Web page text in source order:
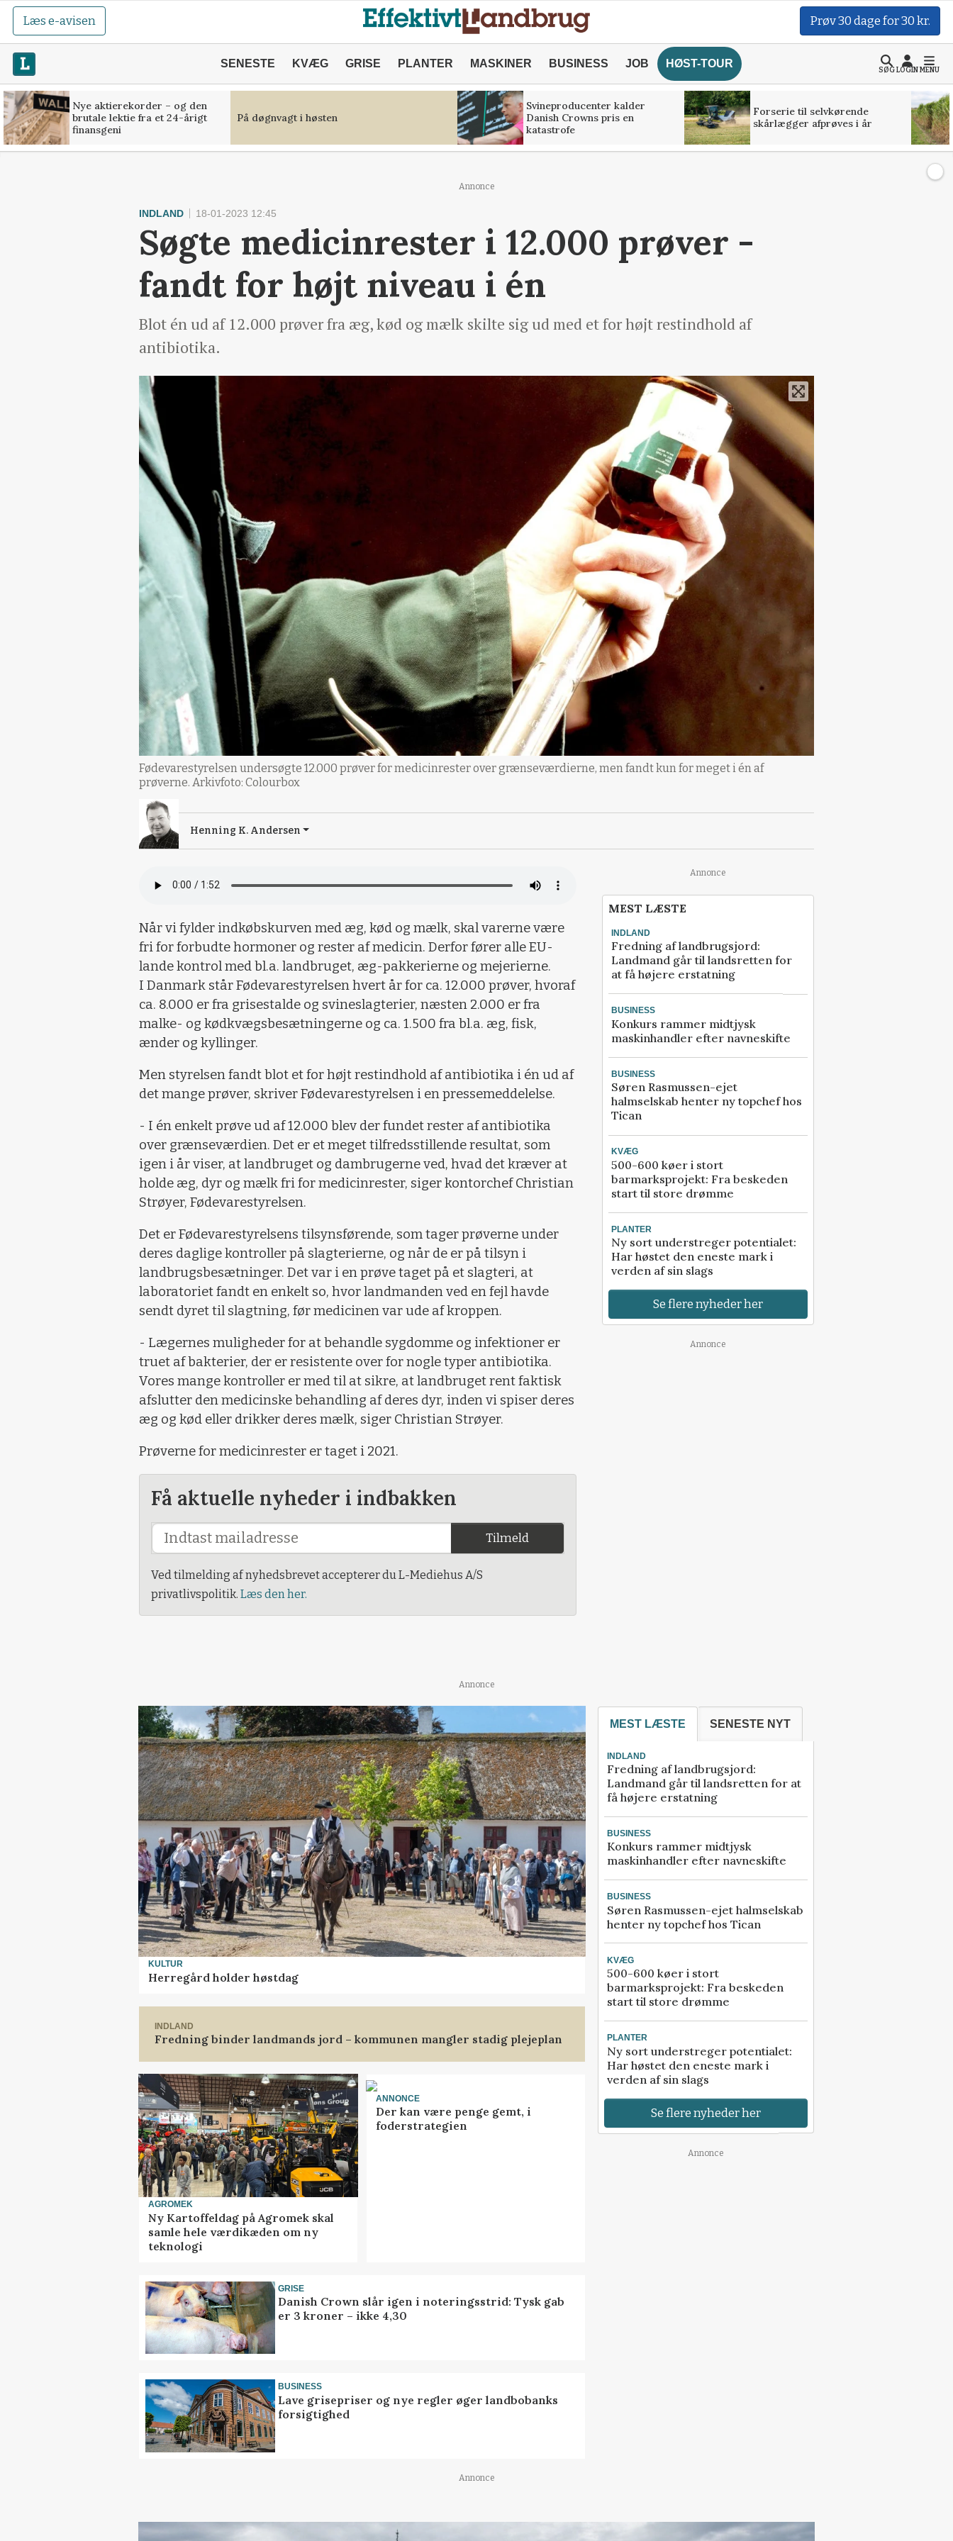
Læs e-avisen Prøv 30 dage for 30 kr.
SENESTE KVÆG GRISE PLANTER MASKINER BUSINESS JOB HØST-TOUR
SØGLOGINMENU
Nye aktierekorder – og den
brutale lektie fra et 24-årigt
finansgeni
På døgnvagt i høsten
Svineproducenter kalder
Danish Crowns pris en
katastrofe
Forserie til selvkørende
skårlægger afprøves i år
Annonce
INDLAND 18-01-2023 12:45
Søgte medicinrester i 12.000 prøver -
fandt for højt niveau i én
Blot én ud af 12.000 prøver fra æg, kød og mælk skilte sig ud med et for højt restindhold af
antibiotika.
Fødevarestyrelsen undersøgte 12.000 prøver for medicinrester over grænseværdierne, men fandt kun for meget i én af
prøverne. Arkivfoto: Colourbox
Henning K. Andersen
Når vi fylder indkøbskurven med æg, kød og mælk, skal varerne være
fri for forbudte hormoner og rester af medicin. Derfor fører alle EU-
lande kontrol med bl.a. landbruget, æg-pakkerierne og mejerierne.
I Danmark står Fødevarestyrelsen hvert år for ca. 12.000 prøver, hvoraf
ca. 8.000 er fra grisestalde og svineslagterier, næsten 2.000 er fra
malke- og kødkvægsbesætningerne og ca. 1.500 fra bl.a. æg, fisk,
ænder og kyllinger.
Men styrelsen fandt blot et for højt restindhold af antibiotika i én ud af
det mange prøver, skriver Fødevarestyrelsen i en pressemeddelelse.
- I én enkelt prøve ud af 12.000 blev der fundet rester af antibiotika
over grænseværdien. Det er et meget tilfredsstillende resultat, som
igen i år viser, at landbruget og dambrugerne ved, hvad det kræver at
holde æg, dyr og mælk fri for medicinrester, siger kontorchef Christian
Strøyer, Fødevarestyrelsen.
Det er Fødevarestyrelsens tilsynsførende, som tager prøverne under
deres daglige kontroller på slagterierne, og når de er på tilsyn i
landbrugsbesætninger. Det var i en prøve taget på et slagteri, at
laboratoriet fandt en enkelt so, hvor landmanden ved en fejl havde
sendt dyret til slagtning, før medicinen var ude af kroppen.
- Lægernes muligheder for at behandle sygdomme og infektioner er
truet af bakterier, der er resistente over for nogle typer antibiotika.
Vores mange kontroller er med til at sikre, at landbruget rent faktisk
afslutter den medicinske behandling af deres dyr, inden vi spiser deres
æg og kød eller drikker deres mælk, siger Christian Strøyer.
Prøverne for medicinrester er taget i 2021.
Få aktuelle nyheder i indbakken
Tilmeld
Ved tilmelding af nyhedsbrevet accepterer du L-Mediehus A/S
privatlivspolitik. Læs den her.
Annonce
MEST LÆSTE
INDLAND
Fredning af landbrugsjord:
Landmand går til landsretten for
at få højere erstatning
BUSINESS
Konkurs rammer midtjysk
maskinhandler efter navneskifte
BUSINESS
Søren Rasmussen-ejet
halmselskab henter ny topchef hos
Tican
KVÆG
500-600 køer i stort
barmarksprojekt: Fra beskeden
start til store drømme
PLANTER
Ny sort understreger potentialet:
Har høstet den eneste mark i
verden af sin slags
Se flere nyheder her
Annonce
Annonce
KULTUR
Herregård holder høstdag
INDLAND
Fredning binder landmands jord – kommunen mangler stadig plejeplan
AGROMEK
Ny Kartoffeldag på Agromek skal
samle hele værdikæden om ny
teknologi
ANNONCE
Der kan være penge gemt, i
foderstrategien
GRISE
Danish Crown slår igen i noteringsstrid: Tysk gab
er 3 kroner – ikke 4,30
BUSINESS
Lave grisepriser og nye regler øger landbobanks
forsigtighed
MEST LÆSTE SENESTE NYT
INDLAND
Fredning af landbrugsjord:
Landmand går til landsretten for at
få højere erstatning
BUSINESS
Konkurs rammer midtjysk
maskinhandler efter navneskifte
BUSINESS
Søren Rasmussen-ejet halmselskab
henter ny topchef hos Tican
KVÆG
500-600 køer i stort
barmarksprojekt: Fra beskeden
start til store drømme
PLANTER
Ny sort understreger potentialet:
Har høstet den eneste mark i
verden af sin slags
Se flere nyheder her
Annonce
Annonce